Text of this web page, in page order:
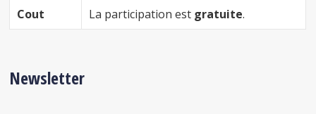
Cout
La participation est gratuite.
Newsletter